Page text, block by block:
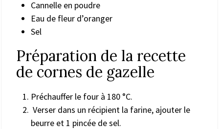
Cannelle en poudre
Eau de fleur d’oranger
Sel
Préparation de la recette
de cornes de gazelle
Préchauffer le four à 180 °C.
Verser dans un récipient la farine, ajouter le
beurre et 1 pincée de sel.